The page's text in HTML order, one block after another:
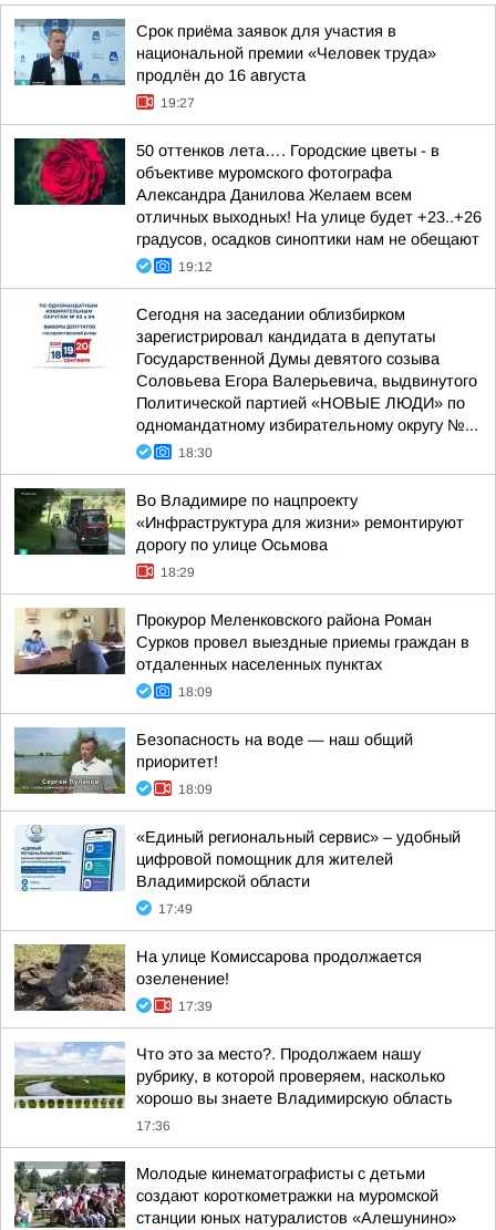
Срок приёма заявок для участия в
национальной премии «Человек труда»
продлён до 16 августа
19:27
50 оттенков лета…. Городские цветы - в
объективе муромского фотографа
Александра Данилова Желаем всем
отличных выходных! На улице будет +23..+26
градусов, осадков синоптики нам не обещают
19:12
Сегодня на заседании облизбирком
зарегистрировал кандидата в депутаты
Государственной Думы девятого созыва
Соловьева Егора Валерьевича, выдвинутого
Политической партией «НОВЫЕ ЛЮДИ» по
одномандатному избирательному округу №...
18:30
Во Владимире по нацпроекту
«Инфраструктура для жизни» ремонтируют
дорогу по улице Осьмова
18:29
Прокурор Меленковского района Роман
Сурков провел выездные приемы граждан в
отдаленных населенных пунктах
18:09
Безопасность на воде — наш общий
приоритет!
18:09
«Единый региональный сервис» – удобный
цифровой помощник для жителей
Владимирской области
17:49
На улице Комиссарова продолжается
озеленение!
17:39
Что это за место?. Продолжаем нашу
рубрику, в которой проверяем, насколько
хорошо вы знаете Владимирскую область
17:36
Молодые кинематографисты с детьми
создают короткометражки на муромской
станции юных натуралистов «Алешунино»